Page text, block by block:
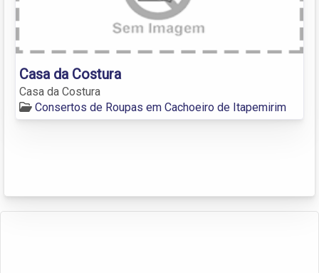
Casa da Costura
Casa da Costura
Consertos de Roupas em Cachoeiro de Itapemirim